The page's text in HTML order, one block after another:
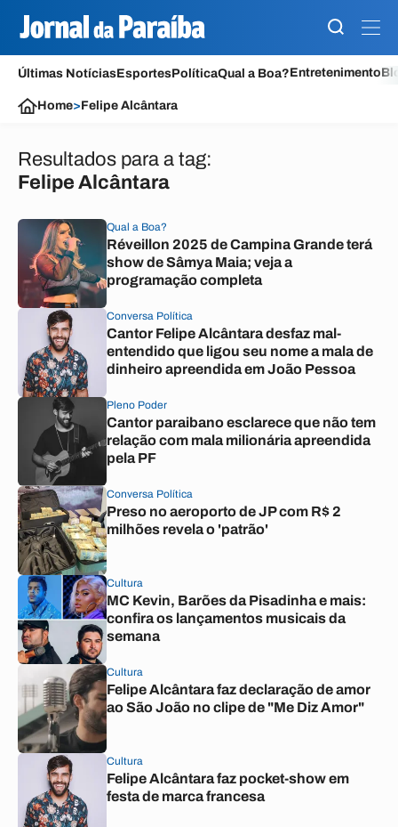
Últimas NotíciasEsportesPolíticaQual a Boa?Entretenimento
Home>Felipe Alcântara
Resultados para a tag:
Felipe Alcântara
Qual a Boa?
Réveillon 2025 de Campina Grande terá
show de Sâmya Maia; veja a
programação completa
Conversa Política
Cantor Felipe Alcântara desfaz mal-
entendido que ligou seu nome a mala de
dinheiro apreendida em João Pessoa
Pleno Poder
Cantor paraibano esclarece que não tem
relação com mala milionária apreendida
pela PF
Conversa Política
Preso no aeroporto de JP com R$ 2
milhões revela o 'patrão'
Cultura
MC Kevin, Barões da Pisadinha e mais:
confira os lançamentos musicais da
semana
Cultura
Felipe Alcântara faz declaração de amor
ao São João no clipe de "Me Diz Amor"
Cultura
Felipe Alcântara faz pocket-show em
festa de marca francesa